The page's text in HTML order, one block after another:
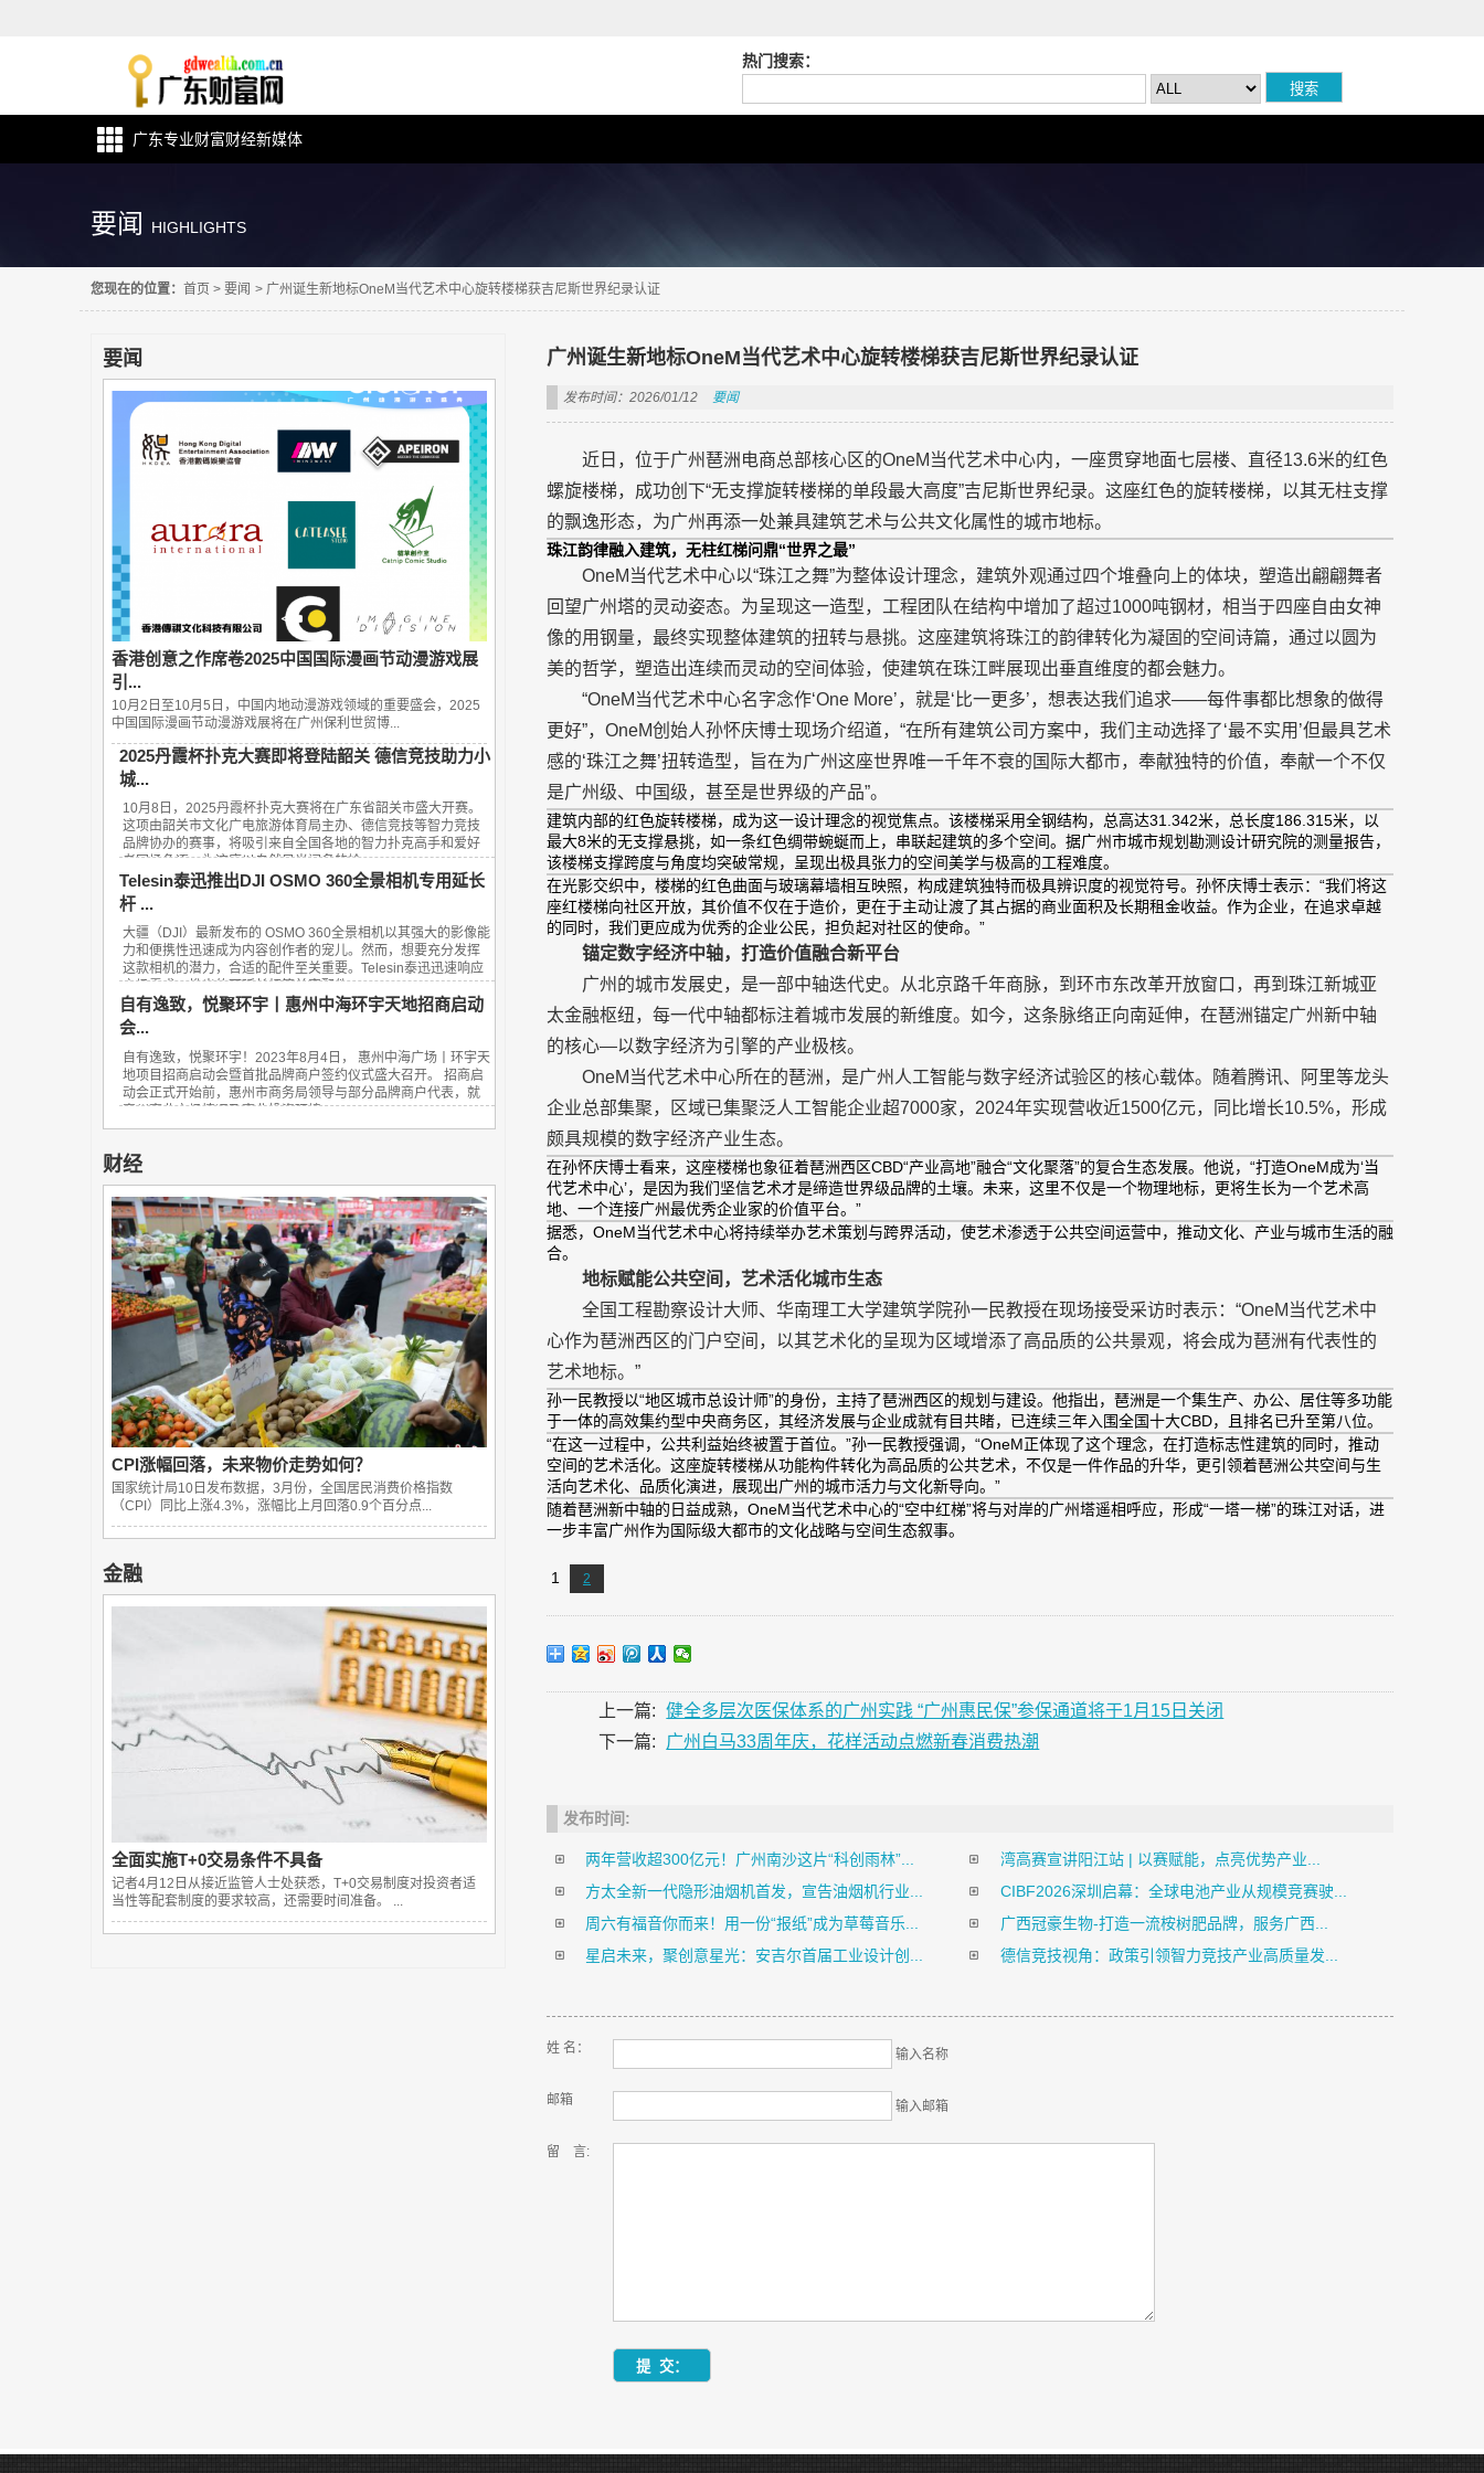
热门搜索：
广东专业财富财经新媒体
要闻 HIGHLIGHTS
您现在的位置： 首页 > 要闻 > 广州诞生新地标OneM当代艺术中心旋转楼梯获吉尼斯世界纪录认证
要闻
香港创意之作席卷2025中国国际漫画节动漫游戏展
引...
10月2日至10月5日，中国内地动漫游戏领域的重要盛会，2025
中国国际漫画节动漫游戏展将在广州保利世贸博...
2025丹霞杯扑克大赛即将登陆韶关 德信竞技助力小
城...
10月8日，2025丹霞杯扑克大赛将在广东省韶关市盛大开赛。
这项由韶关市文化广电旅游体育局主办、德信竞技等智力竞技
品牌协办的赛事，将吸引来自全国各地的智力扑克高手和爱好
者同场角逐，为这座以自然风光闻名的岭...
Telesin泰迅推出DJI OSMO 360全景相机专用延长
杆 ...
大疆（DJI）最新发布的 OSMO 360全景相机以其强大的影像能
力和便携性迅速成为内容创作者的宠儿。然而，想要充分发挥
这款相机的潜力，合适的配件至关重要。Telesin泰迅迅速响应
市场需求，推出的可延长杆等兼容配件...
自有逸致，悦聚环宇丨惠州中海环宇天地招商启动
会...
自有逸致，悦聚环宇！2023年8月4日， 惠州中海广场丨环宇天
地项目招商启动会暨首批品牌商户签约仪式盛大召开。 招商启
动会正式开始前，惠州市商务局领导与部分品牌商户代表，就
惠州商业市场情况及商业投资环境...
财经
CPI涨幅回落，未来物价走势如何？
国家统计局10日发布数据，3月份，全国居民消费价格指数
（CPI）同比上涨4.3%，涨幅比上月回落0.9个百分点...
金融
全面实施T+0交易条件不具备
记者4月12日从接近监管人士处获悉，T+0交易制度对投资者适
当性等配套制度的要求较高，还需要时间准备。 ...
广州诞生新地标OneM当代艺术中心旋转楼梯获吉尼斯世界纪录认证
发布时间：2026/01/12 要闻
近日，位于广州琶洲电商总部核心区的OneM当代艺术中心内，一座贯穿地面七层楼、直径13.6米的红色
螺旋楼梯，成功创下“无支撑旋转楼梯的单段最大高度”吉尼斯世界纪录。这座红色的旋转楼梯，以其无柱支撑
的飘逸形态，为广州再添一处兼具建筑艺术与公共文化属性的城市地标。
珠江韵律融入建筑，无柱红梯问鼎“世界之最”
OneM当代艺术中心以“珠江之舞”为整体设计理念，建筑外观通过四个堆叠向上的体块，塑造出翩翩舞者
回望广州塔的灵动姿态。为呈现这一造型，工程团队在结构中增加了超过1000吨钢材，相当于四座自由女神
像的用钢量，最终实现整体建筑的扭转与悬挑。这座建筑将珠江的韵律转化为凝固的空间诗篇，通过以圆为
美的哲学，塑造出连续而灵动的空间体验，使建筑在珠江畔展现出垂直维度的都会魅力。
“OneM当代艺术中心名字念作‘One More’，就是‘比一更多’，想表达我们追求——每件事都比想象的做得
更好”，OneM创始人孙怀庆博士现场介绍道，“在所有建筑公司方案中，我们主动选择了‘最不实用’但最具艺术
感的‘珠江之舞’扭转造型，旨在为广州这座世界唯一千年不衰的国际大都市，奉献独特的价值，奉献一个不仅
是广州级、中国级，甚至是世界级的产品”。
建筑内部的红色旋转楼梯，成为这一设计理念的视觉焦点。该楼梯采用全钢结构，总高达31.342米，总长度186.315米，以
最大8米的无支撑悬挑，如一条红色绸带蜿蜒而上，串联起建筑的多个空间。据广州市城市规划勘测设计研究院的测量报告，
该楼梯支撑跨度与角度均突破常规，呈现出极具张力的空间美学与极高的工程难度。
在光影交织中，楼梯的红色曲面与玻璃幕墙相互映照，构成建筑独特而极具辨识度的视觉符号。孙怀庆博士表示：“我们将这
座红楼梯向社区开放，其价值不仅在于造价，更在于主动让渡了其占据的商业面积及长期租金收益。作为企业，在追求卓越
的同时，我们更应成为优秀的企业公民，担负起对社区的使命。”
锚定数字经济中轴，打造价值融合新平台
广州的城市发展史，是一部中轴迭代史。从北京路千年商脉，到环市东改革开放窗口，再到珠江新城亚
太金融枢纽，每一代中轴都标注着城市发展的新维度。如今，这条脉络正向南延伸，在琶洲锚定广州新中轴
的核心—以数字经济为引擎的产业极核。
OneM当代艺术中心所在的琶洲，是广州人工智能与数字经济试验区的核心载体。随着腾讯、阿里等龙头
企业总部集聚，区域已集聚泛人工智能企业超7000家，2024年实现营收近1500亿元，同比增长10.5%，形成
颇具规模的数字经济产业生态。
在孙怀庆博士看来，这座楼梯也象征着琶洲西区CBD“产业高地”融合“文化聚落”的复合生态发展。他说，“打造OneM成为‘当
代艺术中心’，是因为我们坚信艺术才是缔造世界级品牌的土壤。未来，这里不仅是一个物理地标，更将生长为一个艺术高
地、一个连接广州最优秀企业家的价值平台。”
据悉，OneM当代艺术中心将持续举办艺术策划与跨界活动，使艺术渗透于公共空间运营中，推动文化、产业与城市生活的融
合。
地标赋能公共空间，艺术活化城市生态
全国工程勘察设计大师、华南理工大学建筑学院孙一民教授在现场接受采访时表示：“OneM当代艺术中
心作为琶洲西区的门户空间，以其艺术化的呈现为区域增添了高品质的公共景观，将会成为琶洲有代表性的
艺术地标。”
孙一民教授以“地区城市总设计师”的身份，主持了琶洲西区的规划与建设。他指出，琶洲是一个集生产、办公、居住等多功能
于一体的高效集约型中央商务区，其经济发展与企业成就有目共睹，已连续三年入围全国十大CBD，且排名已升至第八位。
“在这一过程中，公共利益始终被置于首位。”孙一民教授强调，“OneM正体现了这个理念，在打造标志性建筑的同时，推动
空间的艺术活化。这座旋转楼梯从功能构件转化为高品质的公共艺术，不仅是一件作品的升华，更引领着琶洲公共空间与生
活向艺术化、品质化演进，展现出广州的城市活力与文化新导向。”
随着琶洲新中轴的日益成熟，OneM当代艺术中心的“空中红梯”将与对岸的广州塔遥相呼应，形成“一塔一梯”的珠江对话，进
一步丰富广州作为国际级大都市的文化战略与空间生态叙事。
1 2
上一篇:
健全多层次医保体系的广州实践 “广州惠民保”参保通道将于1月15日关闭
下一篇:
广州白马33周年庆，花样活动点燃新春消费热潮
发布时间:
两年营收超300亿元！广州南沙这片“科创雨林”...
湾高赛宣讲阳江站 | 以赛赋能，点亮优势产业...
方太全新一代隐形油烟机首发，宣告油烟机行业...
CIBF2026深圳启幕：全球电池产业从规模竞赛驶...
周六有福音你而来！用一份“报纸”成为草莓音乐...
广西冠豪生物-打造一流桉树肥品牌，服务广西...
星启未来，聚创意星光：安吉尔首届工业设计创...
德信竞技视角：政策引领智力竞技产业高质量发...
姓 名： 输入名称
邮箱 输入邮箱
留 言: